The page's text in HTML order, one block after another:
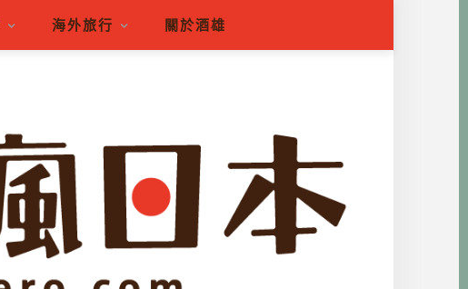
海外旅行 關於酒雄